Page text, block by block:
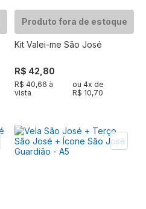
Produto fora de estoque
Kit Valei-me São José
R$ 42,80
R$ 40,66 à
vista
ou 4x de
R$ 10,70